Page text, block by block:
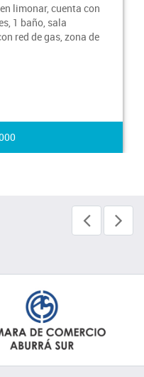
limonar, cuenta con
1 baño, sala
red de gas, zona de